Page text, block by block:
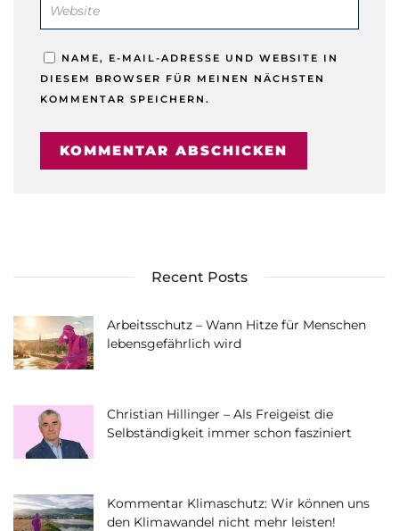
NAME, E-MAIL-ADRESSE UND WEBSITE IN
DIESEM BROWSER FÜR MEINEN NÄCHSTEN
KOMMENTAR SPEICHERN.
Recent Posts
Arbeitsschutz – Wann Hitze für Menschen
lebensgefährlich wird
Christian Hillinger – Als Freigeist die
Selbständigkeit immer schon fasziniert
Kommentar Klimaschutz: Wir können uns
den Klimawandel nicht mehr leisten!